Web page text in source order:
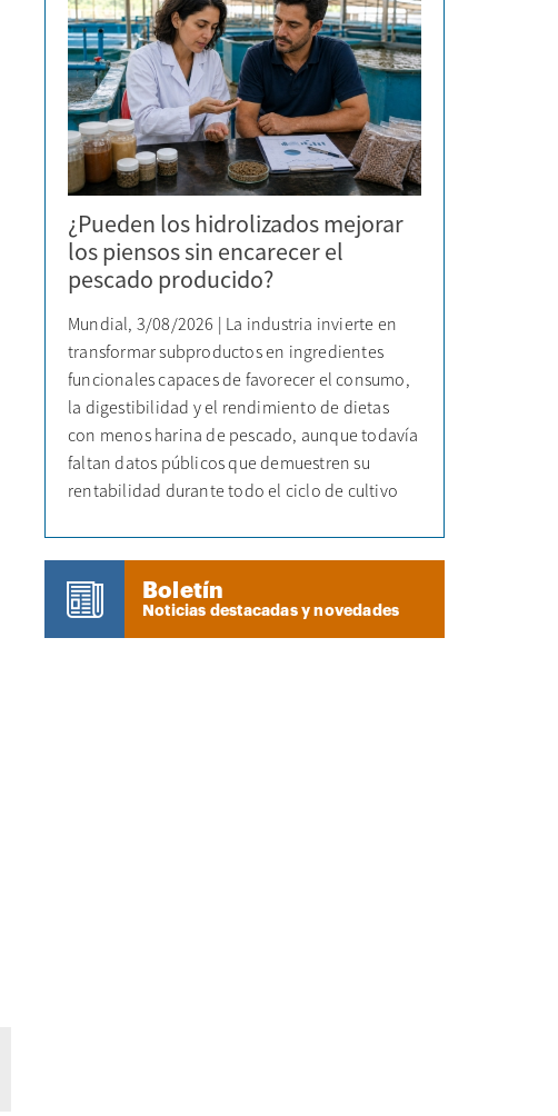
¿Pueden los hidrolizados mejorar
los piensos sin encarecer el
pescado producido?
Mundial, 3/08/2026 | La industria invierte en
transformar subproductos en ingredientes
funcionales capaces de favorecer el consumo,
la digestibilidad y el rendimiento de dietas
con menos harina de pescado, aunque todavía
faltan datos públicos que demuestren su
rentabilidad durante todo el ciclo de cultivo
Boletín
Noticias destacadas y novedades